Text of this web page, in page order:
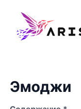
Эмоджи